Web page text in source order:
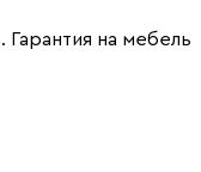
на мебель